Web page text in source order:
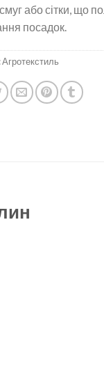
або сітки, що
посадок.
Агротекстиль